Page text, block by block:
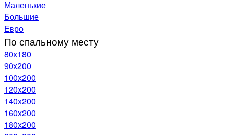
Маленькие
Большие
Евро
По спальному месту
80х180
90х200
100х200
120x200
140х200
160х200
180х200